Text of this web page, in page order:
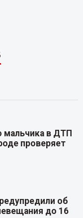
мальчика в ДТП
проверяет
об
до 16